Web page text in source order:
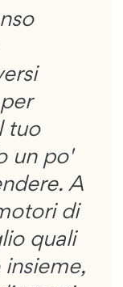
tuo
un po'
A
di
quali